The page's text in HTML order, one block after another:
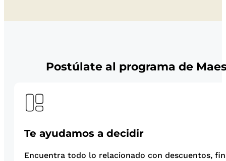
Postúlate al programa de
Te ayudamos a decidir
Encuentra todo lo relacionado con descuentos,